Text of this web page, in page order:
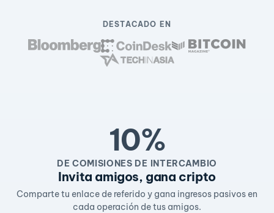
DESTACADO EN
10%
DE COMISIONES DE INTERCAMBIO
Invita amigos, gana cripto
Comparte tu enlace de referido y gana ingresos pasivos en
cada operación de tus amigos.